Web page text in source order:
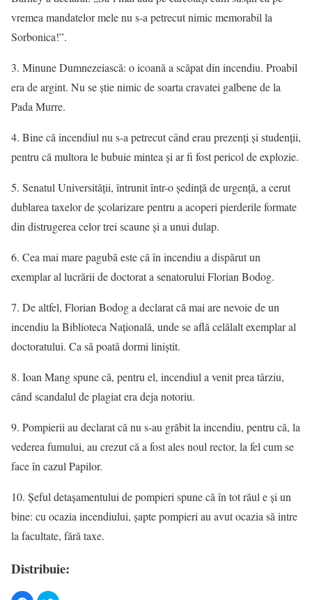
vremea mandatelor mele nu s-a petrecut nimic memorabil la
Sorbonica!”.
3. Minune Dumnezeiască: o icoană a scăpat din incendiu. Proabil
era de argint. Nu se știe nimic de soarta cravatei galbene de la
Pada Murre.
4. Bine că incendiul nu s-a petrecut când erau prezenți și studenții,
pentru că multora le bubuie mintea și ar fi fost pericol de explozie.
5. Senatul Universității, întrunit într-o ședință de urgență, a cerut
dublarea taxelor de școlarizare pentru a acoperi pierderile formate
din distrugerea celor trei scaune și a unui dulap.
6. Cea mai mare pagubă este că în incendiu a dispărut un
exemplar al lucrării de doctorat a senatorului Florian Bodog.
7. De altfel, Florian Bodog a declarat că mai are nevoie de un
incendiu la Biblioteca Națională, unde se află celălalt exemplar al
doctoratului. Ca să poată dormi liniștit.
8. Ioan Mang spune că, pentru el, incendiul a venit prea târziu,
când scandalul de plagiat era deja notoriu.
9. Pompierii au declarat că nu s-au grăbit la incendiu, pentru că, la
vederea fumului, au crezut că a fost ales noul rector, la fel cum se
face în cazul Papilor.
10. Șeful detașamentului de pompieri spune că în tot răul e și un
bine: cu ocazia incendiului, șapte pompieri au avut ocazia să intre
la facultate, fără taxe.
Distribuie: